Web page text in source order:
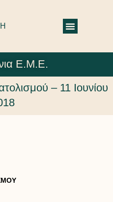
Ε.Μ.Ε.
– 11 Ιουνίου